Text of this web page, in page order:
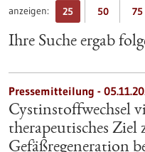
anzeigen: 25 50 75
Ihre Suche ergab
Pressemitteilung -
Cystinstoffwechsel
therapeutisches Ziel
Gefäßregeneration